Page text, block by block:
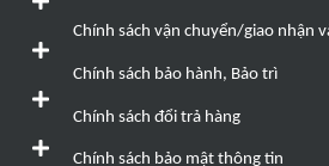
Chính sách vận chuyển/giao nhận
Chính sách bảo hành, Bảo trì
Chính sách đổi trả hàng
Chính sách bảo mật thông tin